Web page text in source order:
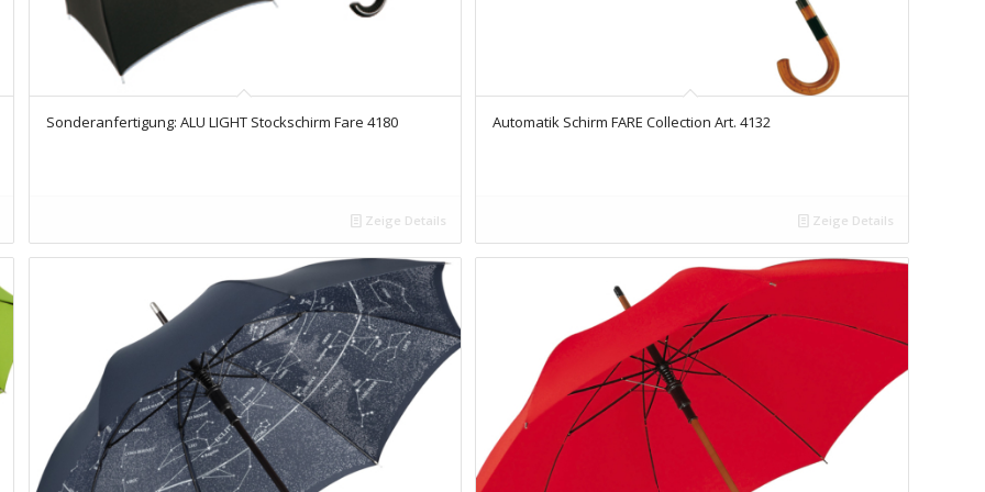
Sonderanfertigung: ALU LIGHT Stockschirm Fare 4180
Zeige Details
Automatik Schirm FARE Collection Art. 4132
Zeige Details